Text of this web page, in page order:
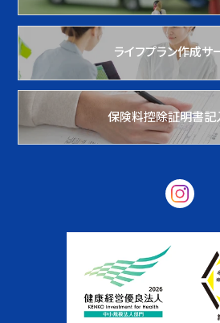
ライフプラン作成サ
保険料控除証明書記